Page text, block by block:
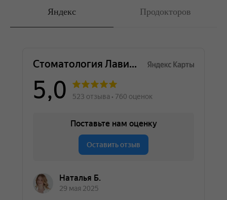
Яндекс Продокторов